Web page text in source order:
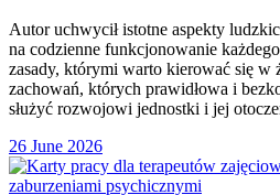
Autor uchwycił istotne aspekty
na codzienne funkcjonowanie
zasady, którymi warto kierować się w
zachowań, których prawidłowa i
służyć rozwojowi jednostki i jej
26 June 2026